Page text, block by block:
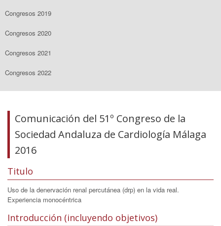
Congresos 2019
Congresos 2020
Congresos 2021
Congresos 2022
Comunicación del 51º Congreso de la
Sociedad Andaluza de Cardiología Málaga
2016
Titulo
Uso de la denervación renal percutánea (drp) en la vida real.
Experiencia monocéntrica
Introducción (incluyendo objetivos)